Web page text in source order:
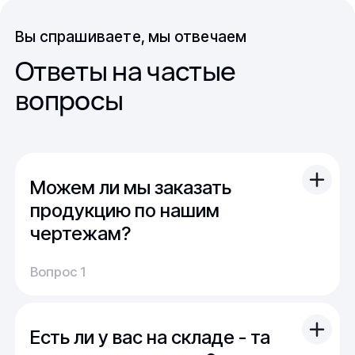
Вы спрашиваете, мы отвечаем
Ответы на частые
вопросы
Можем ли мы заказать
продукцию по нашим
чертежам?
Вы можете отправить свой чертеж/проект
(в т.ч. примерный) с техническим заданием.
Мы можем изготовить для вас как мелкую
Вопрос 1
Есть ли у вас на складе - та